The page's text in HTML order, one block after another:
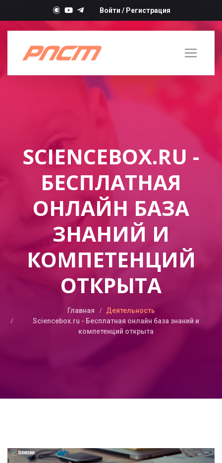
Войти / Регистрация
SCIENCEBOX.RU -
БЕСПЛАТНАЯ
ОНЛАЙН БАЗА
ЗНАНИЙ И
КОМПЕТЕНЦИЙ
ОТКРЫТА
Главная
Деятельность
Sciencebox.ru - Бесплатная онлайн база знаний и
компетенций открыта